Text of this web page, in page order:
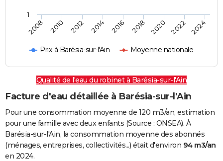
Prix à Barésia-sur-l'Ain Moyenne nationale
2008 2010 2012 2014 2016 2018 2020 2022 2024
1
Qualité de l'eau du robinet à Barésia-sur-l'Ain
Facture d'eau détaillée à Barésia-sur-l'Ain
Pour une consommation moyenne de 120 m3/an, estimation
pour une famille avec deux enfants (Source : ONSEA). À
Barésia-sur-l'Ain, la consommation moyenne des abonnés
(ménages, entreprises, collectivités...) était d'environ 94 m3/an
en 2024.